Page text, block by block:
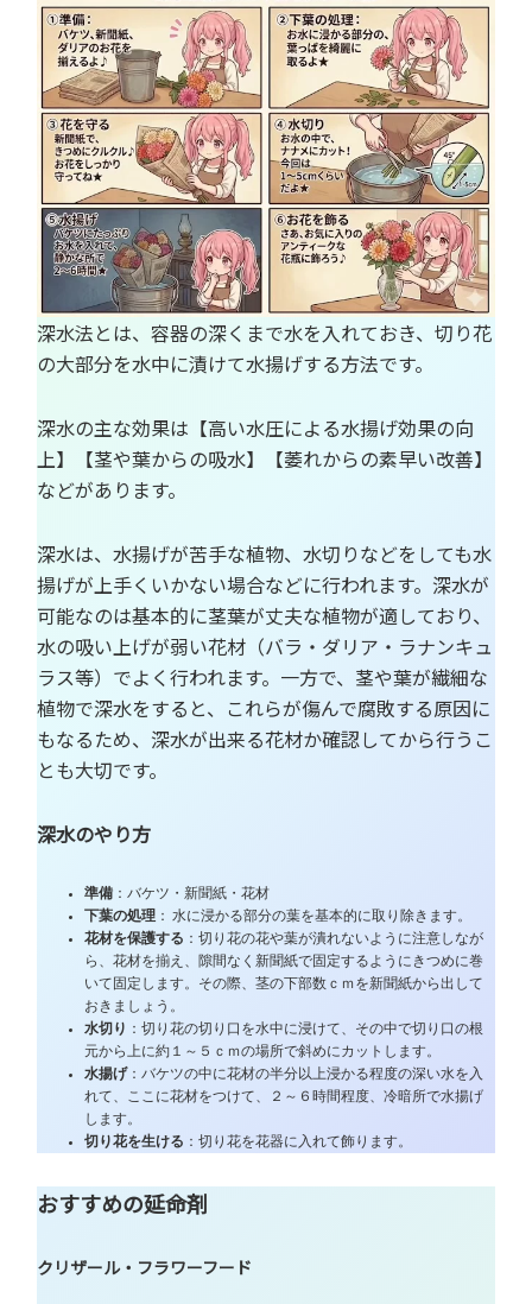
深水法とは、容器の深くまで水を入れておき、切り花
の大部分を水中に漬けて水揚げする方法です。
深水の主な効果は【高い水圧による水揚げ効果の向
上】【茎や葉からの吸水】【萎れからの素早い改善】
などがあります。
深水は、水揚げが苦手な植物、水切りなどをしても水
揚げが上手くいかない場合などに行われます。深水が
可能なのは基本的に茎葉が丈夫な植物が適しており、
水の吸い上げが弱い花材（バラ・ダリア・ラナンキュ
ラス等）でよく行われます。一方で、茎や葉が繊細な
植物で深水をすると、これらが傷んで腐敗する原因に
もなるため、深水が出来る花材か確認してから行うこ
とも大切です。
深水のやり方
準備 ：バケツ・新聞紙・花材
下葉の処理 ： 水に浸かる部分の葉を基本的に取り除きます。
花材を保護する ：切り花の花や葉が潰れないように注意しなが
ら、花材を揃え、隙間なく新聞紙で固定するようにきつめに巻
いて固定します。その際、茎の下部数ｃｍを新聞紙から出して
おきましょう。
水切り ：切り花の切り口を水中に浸けて、その中で切り口の根
元から上に約１～５ｃｍの場所で斜めにカットします。
水揚げ ：バケツの中に花材の半分以上浸かる程度の深い水を入
れて、ここに花材をつけて、２～６時間程度、冷暗所で水揚げ
します。
切り花を生ける ：切り花を花器に入れて飾ります。
おすすめの延命剤
クリザール・フラワーフード